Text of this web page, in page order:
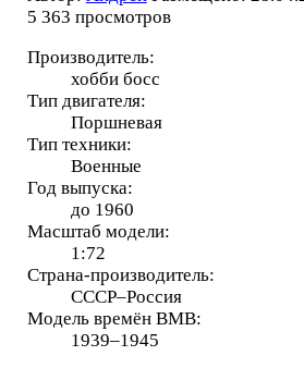
5 363 просмотров
Производитель:
хобби босс
Тип двигателя:
Поршневая
Тип техники:
Военные
Год выпуска:
до 1960
Масштаб модели:
1:72
Страна-производитель:
СССР–Россия
Модель времён ВМВ:
1939–1945